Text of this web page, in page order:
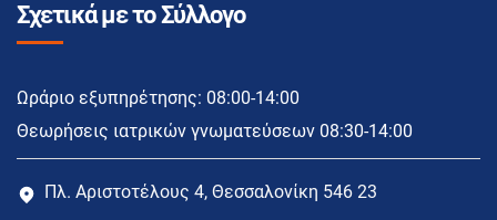
Σχετικά με το Σύλλογο
Ωράριο εξυπηρέτησης: 08:00-14:00
Θεωρήσεις ιατρικών γνωματεύσεων 08:30-14:00
Πλ. Αριστοτέλους 4, Θεσσαλονίκη 546 23